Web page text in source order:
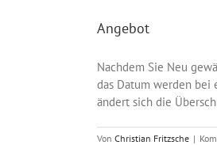
Angebot
Nachdem Sie Neu
das Datum werden bei
ändert sich die
Von Christian Fritzsche |